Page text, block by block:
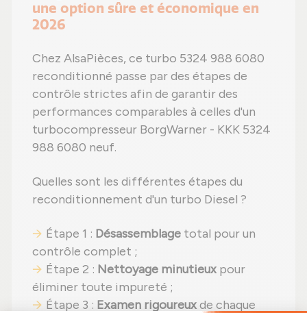
une option sûre et économique en
2026
Chez AlsaPièces, ce turbo 5324 988 6080
reconditionné passe par des étapes de
contrôle strictes afin de garantir des
performances comparables à celles d'un
turbocompresseur BorgWarner - KKK 5324
988 6080 neuf.
Quelles sont les différentes étapes du
reconditionnement d'un turbo Diesel ?
Étape 1 : Désassemblage total pour un
contrôle complet ;
Étape 2 : Nettoyage minutieux pour
éliminer toute impureté ;
Étape 3 : Examen rigoureuxde chaque